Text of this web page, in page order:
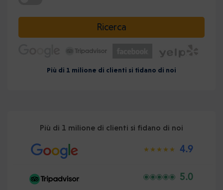
Ricerca
Più di 1 milione di clienti si fidano di noi
Più di 1 milione di clienti si fidano di noi
4.9
5.0